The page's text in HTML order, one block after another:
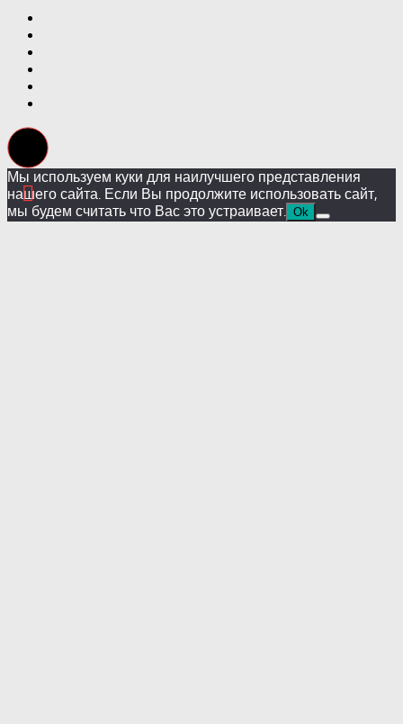
Мы используем куки для наилучшего представления
нашего сайта. Если Вы продолжите использовать сайт,
мы будем считать что Вас это устраивает. Ok